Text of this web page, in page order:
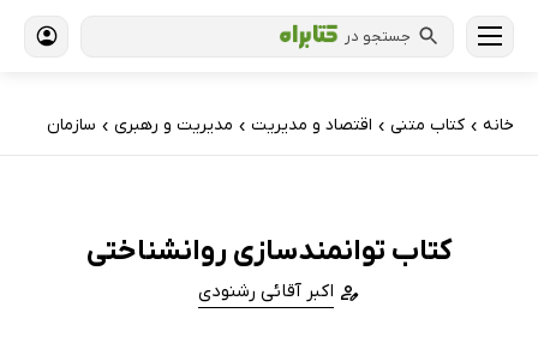
جستجو در
خانه › کتاب‌ متنی › اقتصاد و مدیریت › مدیریت و رهبری › سازمان
کتاب توانمندسازی روانشناختی
اکبر آقائی رشنودی